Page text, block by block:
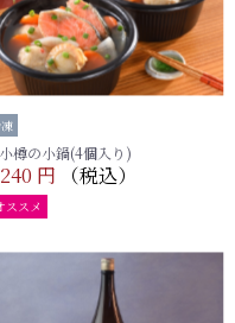
樽の小鍋(4個入り)
円 （税込）
ススメ